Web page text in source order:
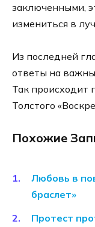
заключенными,
измениться в
Из последней
ответы на
Так происходит
Толстого
Похожие
Любовь в
браслет»
Протест